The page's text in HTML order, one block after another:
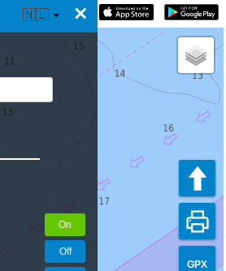
×
🇳🇱
GPX